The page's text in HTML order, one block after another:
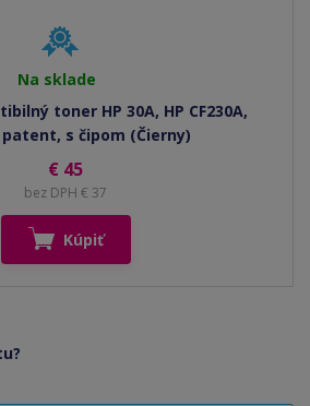
Na sklade
toner HP 30A, HP CF230A,
s čipom (Čierny)
€ 45
bez DPH € 37
Kúpiť